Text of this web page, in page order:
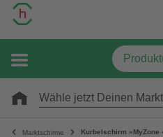
Wähle jetzt Deinen Markt
Marktschirme Kurbelschirm